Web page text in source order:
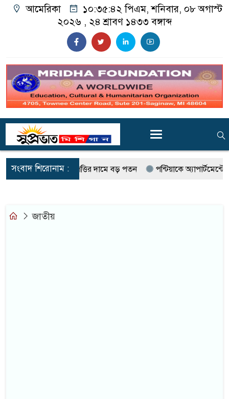
আমেরিকা ১০:৩৫:৪৩ পিএম, শনিবার, ০৮ অগাস্ট
২০২৬ , ২৪ শ্রাবণ ১৪৩৩ বঙ্গাব্দ
সংবাদ শিরোনাম :
বাণিজ্যিক সম্পত্তির দামে বড় পতন পন্টিয়াকে অ্যাপার্টমেন্টে
জাতীয়